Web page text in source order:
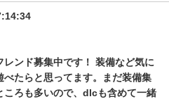
レンド募集中です！ 装備など気に
べたらと思ってます。まだ装備集
ころも多いので、dlcも含めて一緒